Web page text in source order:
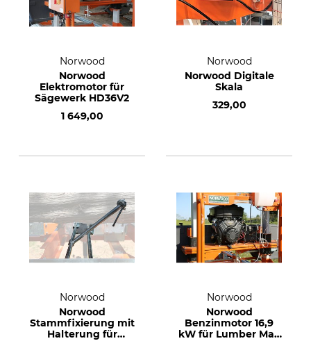
Norwood
Norwood
Elektromotor für
Sägewerk HD36V2
1 649,00
Norwood
Norwood Digitale
Skala
329,00
Norwood
Norwood
Stammfixierung mit
Halterung für
Norwood
Norwood
Benzinmotor 16,9
kW für Lumber Max